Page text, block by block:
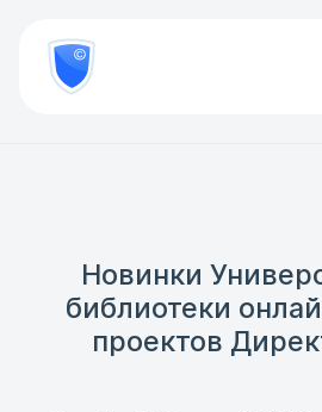
800
777-
81-Проверить
Новинки
библиотеки
проектов